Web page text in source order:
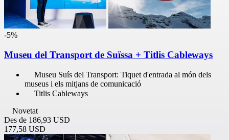
-5%
Museu del Transport de Suïssa + Titlis Cableways
Museu Suís del Transport: Tiquet d'entrada al món dels
museus i els mitjans de comunicació
Titlis Cableways
Novetat
Des de 186,93 USD
177,58 USD